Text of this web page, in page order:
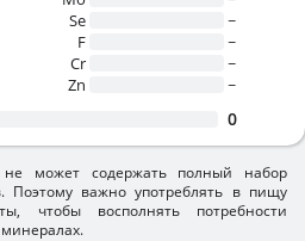
Se
~
F
~
Cr
~
Zn
~
0
не может содержать полный набор
Поэтому важно употреблять в пищу
чтобы восполнять потребности